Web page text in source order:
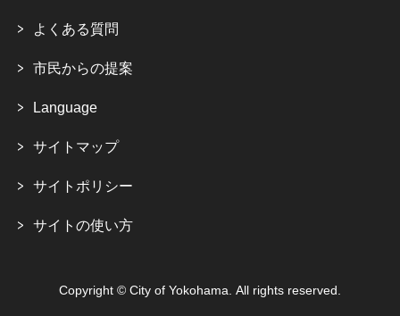
よくある質問
市民からの提案
Language
サイトマップ
サイトポリシー
サイトの使い方
Copyright © City of Yokohama. All rights reserved.